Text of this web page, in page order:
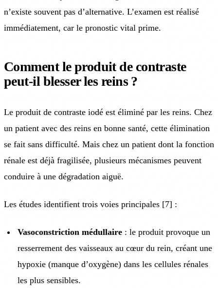
n’existe souvent pas d’alternative. L’examen est réalisé
immédiatement, car le pronostic vital prime.
Comment le produit de contraste
peut-il blesser les reins ?
Le produit de contraste iodé est éliminé par les reins. Chez
un patient avec des reins en bonne santé, cette élimination
se fait sans difficulté. Mais chez un patient dont la fonction
rénale est déjà fragilisée, plusieurs mécanismes peuvent
conduire à une dégradation aiguë.
Les études identifient trois voies principales [7] :
Vasoconstriction médullaire : le produit provoque un
resserrement des vaisseaux au cœur du rein, créant une
hypoxie (manque d’oxygène) dans les cellules rénales
les plus sensibles.